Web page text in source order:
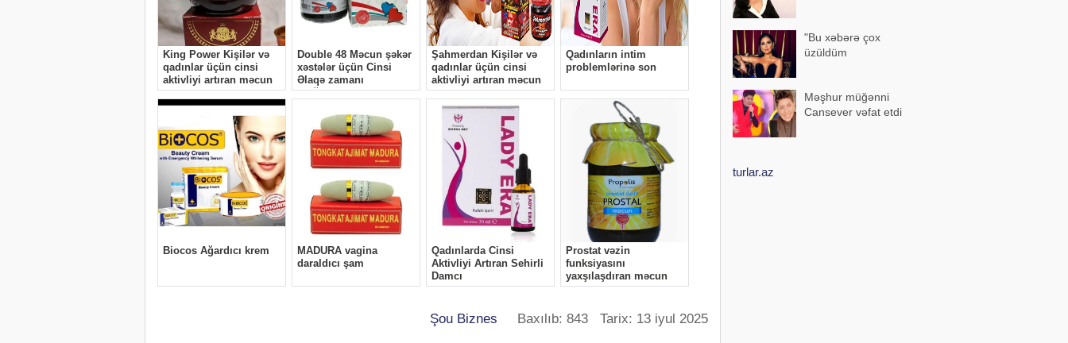
Şou Biznes Baxılıb: 843 Tarix: 13 iyul 2025
"Bu xəbərə çox
üzüldüm
Məşhur müğənni
Cansever vəfat etdi
turlar.az